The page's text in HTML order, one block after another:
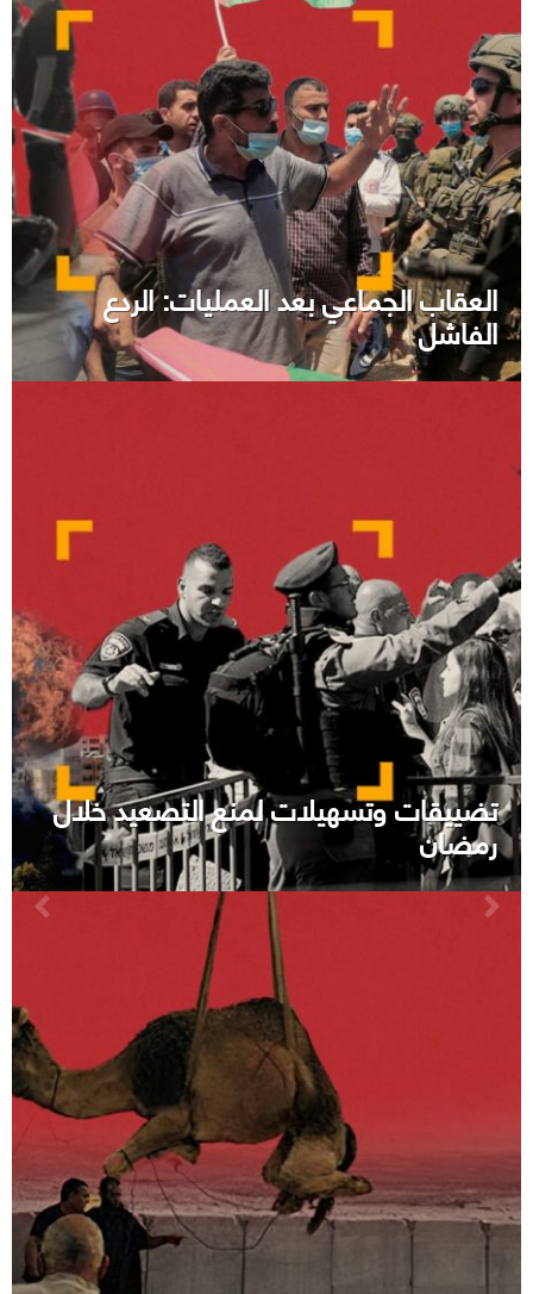
العقاب الجماعي بعد العمليات: الردع
الفاشل
تضييقات وتسهيلات لمنع التصعيد خلال
رمضان